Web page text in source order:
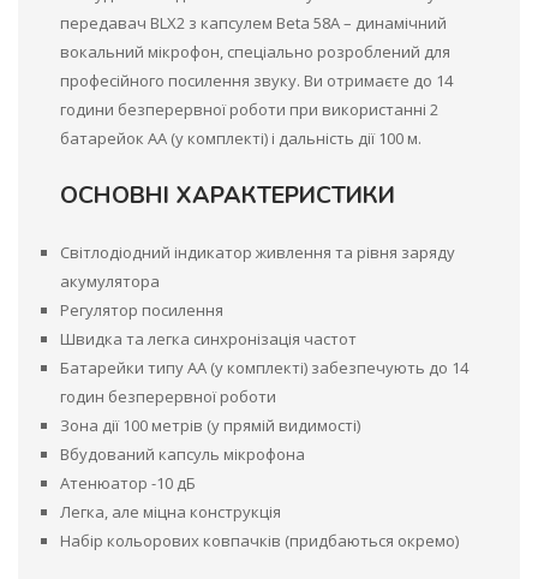
передавач BLX2 з капсулем Beta 58A – динамічний
вокальний мікрофон, спеціально розроблений для
професійного посилення звуку. Ви отримаєте до 14
години безперервної роботи при використанні 2
батарейок AA (у комплекті) і дальність дії 100 м.
ОСНОВНІ ХАРАКТЕРИСТИКИ
Світлодіодний індикатор живлення та рівня заряду
акумулятора
Регулятор посилення
Швидка та легка синхронізація частот
Батарейки типу АА (у комплекті) забезпечують до 14
годин безперервної роботи
Зона дії 100 метрів (у прямій видимості)
Вбудований капсуль мікрофона
Атенюатор -10 дБ
Легка, але міцна конструкція
Набір кольорових ковпачків (придбаються окремо)